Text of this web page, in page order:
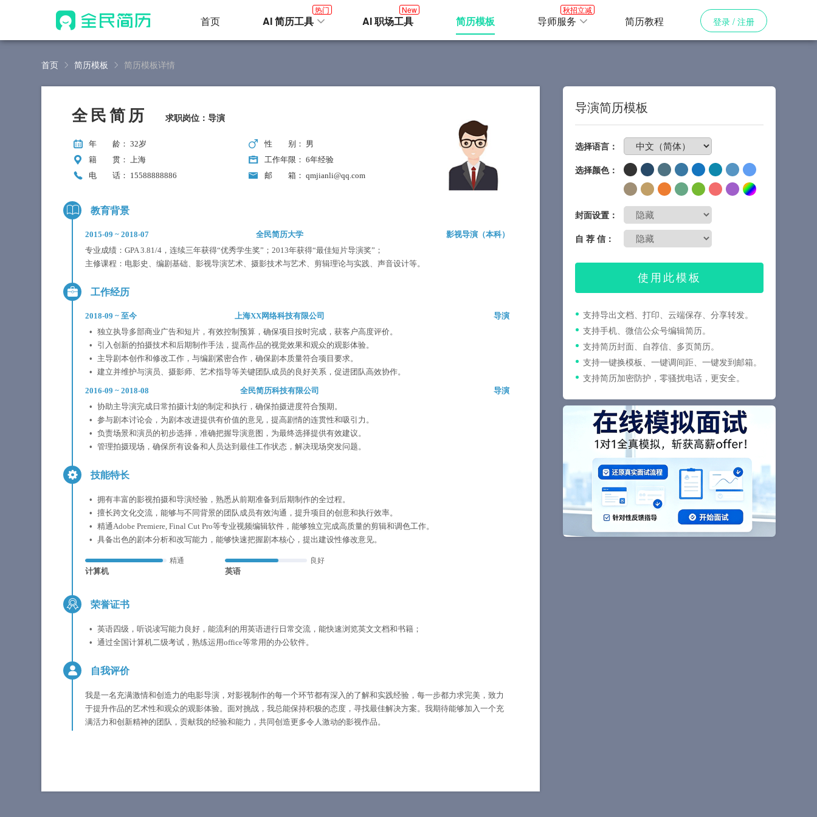
首页 AI 简历工具
热门
AI 职场工具
New
简历模板 导师服务
秋招立减
简历教程 登录 / 注册
首页 简历模板 简历模板详情
导演简历模板
选择语言：
选择颜色：
封面设置：
自 荐 信：
使用此模板
支持导出文档、打印、云端保存、分享转发。
支持手机、微信公众号编辑简历。
支持简历封面、自荐信、多页简历。
支持一键换模板、一键调间距、一键发到邮箱。
支持简历加密防护，零骚扰电话，更安全。
全民简历 求职岗位：导演
年 龄 ： 32岁 性 别 ： 男
籍 贯 ： 上海 工作年限 ： 6年经验
电 话 ： 15588888886 邮 箱： qmjianli@qq.com
教育背景
2015-09 ~ 2018-07 全民简历大学 影视导演（本科）
专业成绩：GPA 3.81/4，连续三年获得“优秀学生奖”；2013年获得“最佳短片导演奖”；
主修课程：电影史、编剧基础、影视导演艺术、摄影技术与艺术、剪辑理论与实践、声音设计等。
工作经历
2018-09 ~ 至今 上海XX网络科技有限公司
导演
独立执导多部商业广告和短片，有效控制预算，确保项目按时完成，获客户高度评价。
引入创新的拍摄技术和后期制作手法，提高作品的视觉效果和观众的观影体验。
主导剧本创作和修改工作，与编剧紧密合作，确保剧本质量符合项目要求。
建立并维护与演员、摄影师、艺术指导等关键团队成员的良好关系，促进团队高效协作。
2016-09 ~ 2018-08 全民简历科技有限公司
导演
协助主导演完成日常拍摄计划的制定和执行，确保拍摄进度符合预期。
参与剧本讨论会，为剧本改进提供有价值的意见，提高剧情的连贯性和吸引力。
负责场景和演员的初步选择，准确把握导演意图，为最终选择提供有效建议。
管理拍摄现场，确保所有设备和人员达到最佳工作状态，解决现场突发问题。
技能特长
拥有丰富的影视拍摄和导演经验，熟悉从前期准备到后期制作的全过程。
擅长跨文化交流，能够与不同背景的团队成员有效沟通，提升项目的创意和执行效率。
精通Adobe Premiere, Final Cut Pro等专业视频编辑软件，能够独立完成高质量的剪辑和调色工作。
具备出色的剧本分析和改写能力，能够快速把握剧本核心，提出建设性修改意见。
计算机
精通
英语
良好
荣誉证书
英语四级，听说读写能力良好，能流利的用英语进行日常交流，能快速浏览英文文档和书籍；
通过全国计算机二级考试，熟练运用office等常用的办公软件。
自我评价
我是一名充满激情和创造力的电影导演，对影视制作的每一个环节都有深入的了解和实践经验，每一步都力求完美，致力
于提升作品的艺术性和观众的观影体验。面对挑战，我总能保持积极的态度，寻找最佳解决方案。我期待能够加入一个充
满活力和创新精神的团队，贡献我的经验和能力，共同创造更多令人激动的影视作品。